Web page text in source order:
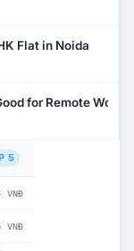
Flat in Noida
for Remote Work?
5
VNĐ
VNĐ